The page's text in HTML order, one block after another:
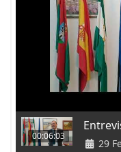
00:06:03
29